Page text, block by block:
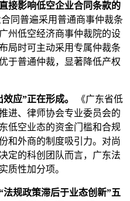
接影响低空企业合同条款的
同普遍采用普通商事仲裁条
州低空经济商事仲裁院的设
局时可主动采用专属仲裁条
于普通仲裁，显著降低产权
应”正在形成。
《广东省低
进、律师协会专业委员会的
低空业态的资金门槛和合规
和外商的制度吸引力。对尚
定的科创团队而言，广东法
质性加分项。
规政策滞后于业态创新”五